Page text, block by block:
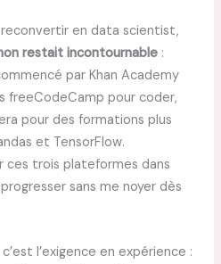
reconvertir en data scientist,
restait incontournable:
par Khan Academy
freeCodeCamp pour coder,
pour des formations plus
et TensorFlow.
ces trois plateformes dans
sans me noyer dès
l’exigence en expérience :